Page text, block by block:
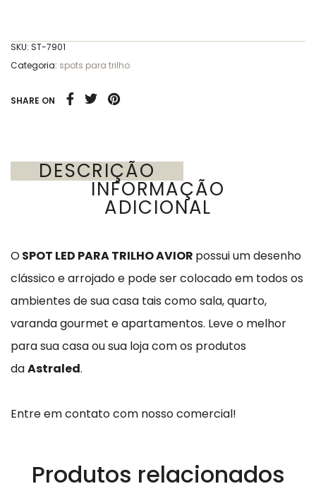
SKU: ST-7901
Categoria: spots para trilho
SHARE ON
DESCRIÇÃO
INFORMAÇÃO
ADICIONAL
OSPOT LED PARA TRILHO AVIOR possui um desenho
clássico e arrojado e pode ser colocado em todos os
ambientes de sua casa tais como sala, quarto,
varanda gourmet e apartamentos. Leve o melhor
para sua casa ou sua loja com os produtos
daAstraled.
Entre em contato com nosso comercial!
Produtos relacionados